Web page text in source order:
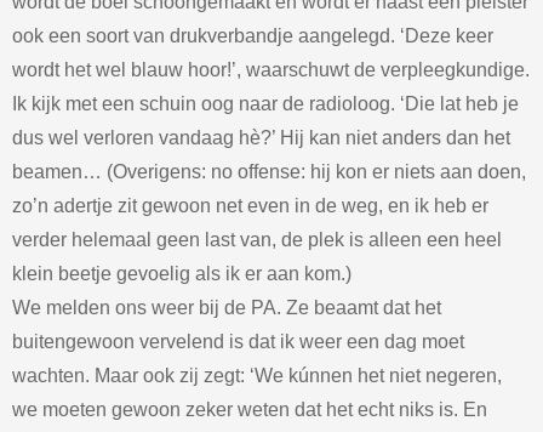
ook een soort van drukverbandje aangelegd. ‘Deze keer
wordt het wel blauw hoor!’, waarschuwt de verpleegkundige.
Ik kijk met een schuin oog naar de radioloog. ‘Die lat heb je
dus wel verloren vandaag hè?’ Hij kan niet anders dan het
beamen… (Overigens: no offense: hij kon er niets aan doen,
zo’n adertje zit gewoon net even in de weg, en ik heb er
verder helemaal geen last van, de plek is alleen een heel
klein beetje gevoelig als ik er aan kom.)
We melden ons weer bij de PA. Ze beaamt dat het
buitengewoon vervelend is dat ik weer een dag moet
wachten. Maar ook zij zegt: ‘We kúnnen het niet negeren,
we moeten gewoon zeker weten dat het echt niks is. En